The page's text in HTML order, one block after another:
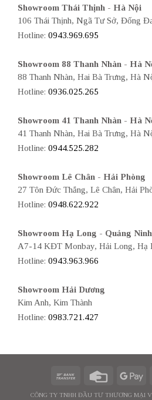
Showroom Thái Thịnh - Hà Nội
106 Thái Thịnh, Ngã Tư Sở, Đống
Hotline: 0943.969.695
Showroom 88 Thanh Nhàn - Hà
88 Thanh Nhàn, Hai Bà Trưng, Hà
Hotline: 0936.025.265
Showroom 41 Thanh Nhàn - Hà
41 Thanh Nhàn, Hai Bà Trưng, Hà
Hotline: 0944.525.282
Showroom Lê Chân - Hải Phòng
27 Tôn Đức Thắng, Lê Chân, Hải
Hotline: 0948.622.922
Showroom Hạ Long - Quảng Ninh
A7-14 KĐT Monbay, Hải Long, Hạ
Hotline: 0943.963.966
Showroom Hải Dương
Kim Anh, Kim Thành
Hotline: 0983.721.427
CÔNG TY TNHH ĐẦU TƯ THƯƠNG MẠI